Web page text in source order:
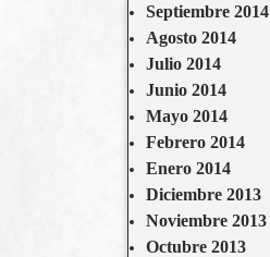
Septiembre 2014
Agosto 2014
Julio 2014
Junio 2014
Mayo 2014
Febrero 2014
Enero 2014
Diciembre 2013
Noviembre 2013
Octubre 2013